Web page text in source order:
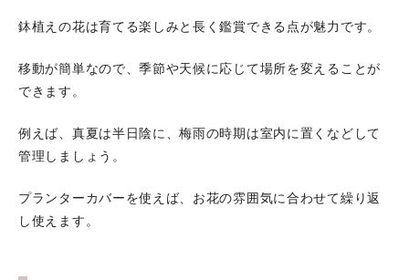
鉢植えの花は育てる楽しみと長く鑑賞できる点が魅力です。
移動が簡単なので、季節や天候に応じて場所を変えることが
できます。
例えば、真夏は半日陰に、梅雨の時期は室内に置くなどして
管理しましょう。
プランターカバーを使えば、お花の雰囲気に合わせて繰り返
し使えます。